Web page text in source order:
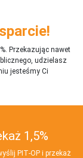
Przekazując nawet
udzielasz
jesteśmy Ci
1,5%
PIT‑OP i przekaż